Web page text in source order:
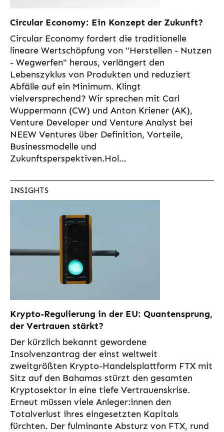
Circular Economy: Ein Konzept der Zukunft?
Circular Economy fordert die traditionelle
lineare Wertschöpfung von "Herstellen - Nutzen
- Wegwerfen" heraus, verlängert den
Lebenszyklus von Produkten und reduziert
Abfälle auf ein Minimum. Klingt
vielversprechend? Wir sprechen mit Carl
Wuppermann (CW) und Anton Kriener (AK),
Venture Developer und Venture Analyst bei
NEEW Ventures über Definition, Vorteile,
Businessmodelle und
Zukunftsperspektiven.Hol…
Krypto-Regulierung in der EU: Quantensprung,
der Vertrauen stärkt?
Der kürzlich bekannt gewordene
Insolvenzantrag der einst weltweit
zweitgrößten Krypto-Handelsplattform FTX mit
Sitz auf den Bahamas stürzt den gesamten
Kryptosektor in eine tiefe Vertrauenskrise.
Erneut müssen viele Anleger:innen den
Totalverlust ihres eingesetzten Kapitals
fürchten. Der fulminante Absturz von FTX, rund
INSIGHTS